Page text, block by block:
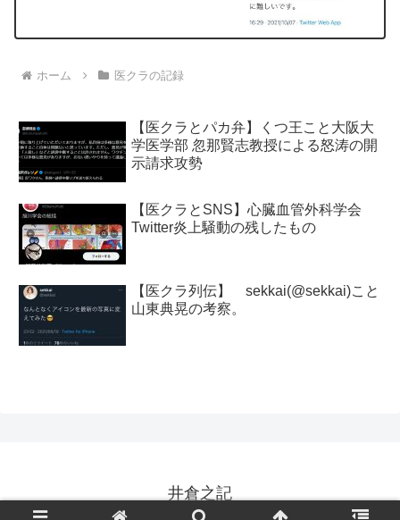
ホーム 医クラの記録
【医クラとパカ弁】くつ王こと大阪大
学医学部 忽那賢志教授による怒涛の開
示請求攻勢
【医クラとSNS】心臓血管外科学会
Twitter炎上騒動の残したもの
【医クラ列伝】 sekkai(@sekkai)こと
山東典晃の考察。
井倉之記